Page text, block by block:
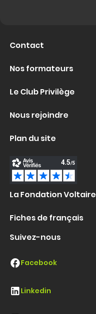
Contact
Nos formateurs
Le Club Privilège
Nous rejoindre
Plan du site
La Fondation Voltaire
Fiches de français
Suivez-nous
Facebook
Linkedin